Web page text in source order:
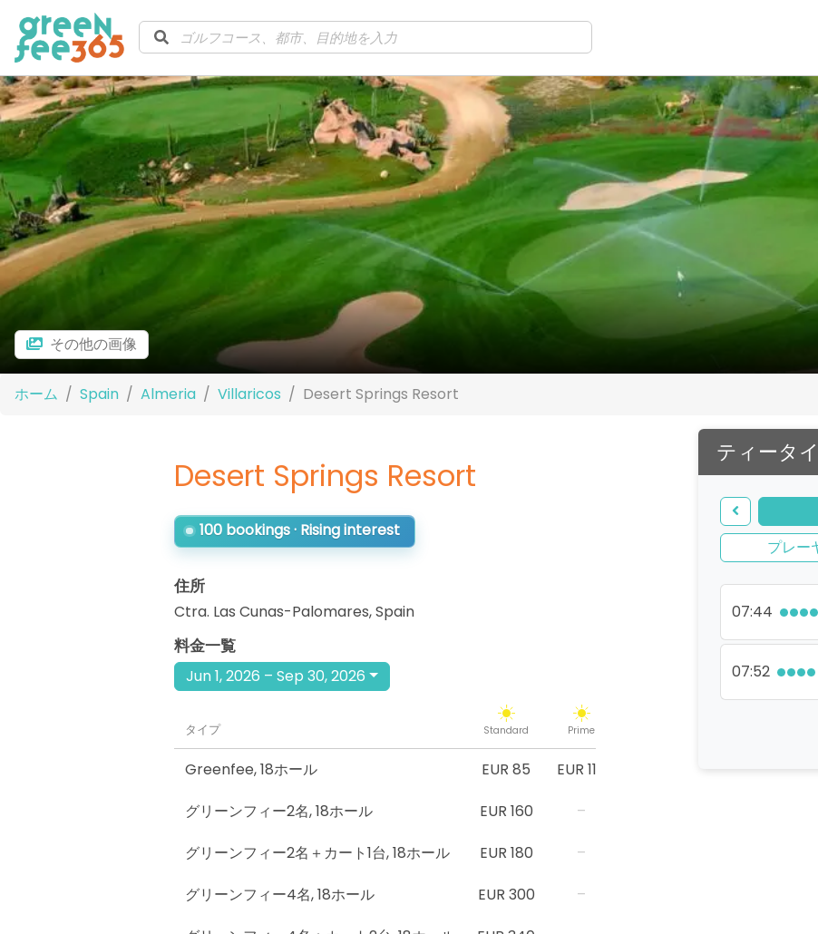
その他の画像
ホーム Spain Almeria Villaricos Desert Springs Resort
Desert Springs Resort
100 bookings · Rising interest
住所
Ctra. Las Cunas-Palomares,Spain
ティータ
プレー
07:44
07:52
料金一覧
Jun 1, 2026 – Sep 30, 2026
タイプ Standard Prime
Greenfee,18ホール EUR 85
EUR 115
グリーンフィー2名,18ホール EUR 160
–
グリーンフィー2名＋カート1台,18ホール EUR 180
–
グリーンフィー4名,18ホール EUR 300
–